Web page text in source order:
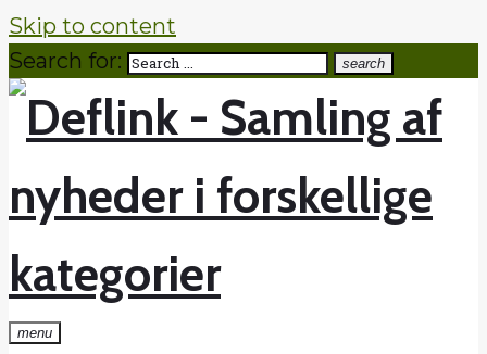
Skip to content
Search for:
search
menu